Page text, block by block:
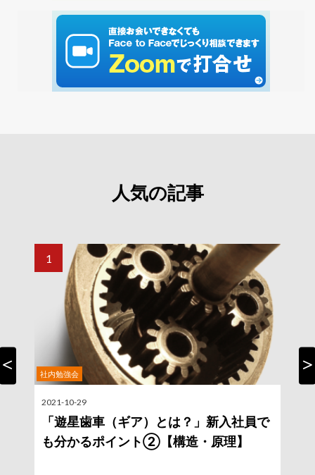
人気の記事
社内勉強会
2021-10-29
「遊星歯車（ギア）とは？」新入社員で
も分かるポイント②【構造・原理】